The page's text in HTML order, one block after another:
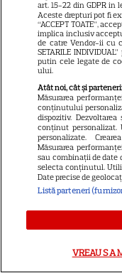
9
art. 15-22 din GDPR in
Aceste drepturi pot fi
“ACCEPT TOATE”,
implica inclusiv
de catre Vendor-ii cu
SETARILE
putin cele legate de
ului.
Atât noi, cât și
Măsurarea
conținutului
dispozitiv.
conținut personalizat.
personalizate.
Măsurarea
sau combinații de date
selecta conținutul.
Date precise de
Listă parteneri
VREAU SA